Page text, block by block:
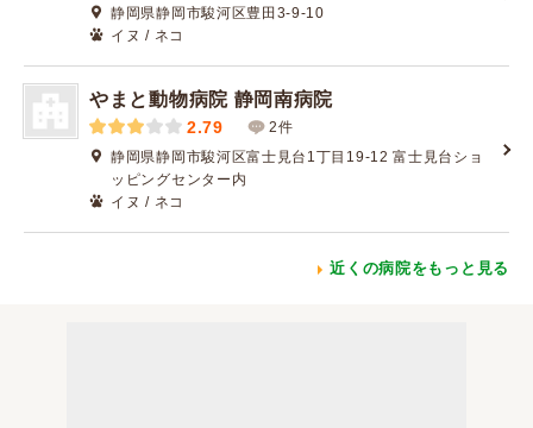
静岡県静岡市駿河区豊田3-9-10
イヌ / ネコ
やまと動物病院 静岡南病院
2.79
2件
静岡県静岡市駿河区富士見台1丁目19-12 富士見台ショ
ッピングセンター内
イヌ / ネコ
近くの病院をもっと見る